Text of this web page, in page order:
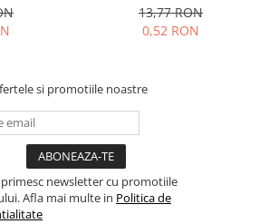
13,77 RON
0,52 RON
si promotiile noastre
primesc newsletter cu promotiile
Afla mai multe in Politica de